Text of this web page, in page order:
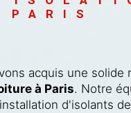
PARIS
acquis une solide
à Paris. Notre
d'isolants